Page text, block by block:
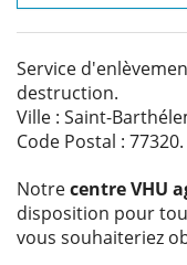
Service
destruction.
Ville : Saint-
Code Postal : 77320.
Notrecentre VHU
disposition pour
vous souhaiteriez